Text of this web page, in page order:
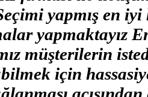
yapmış en
yapmaktayız
müşterilerin
için